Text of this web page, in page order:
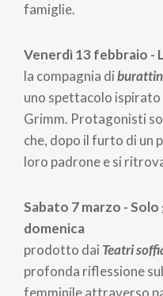
famiglie.
Venerdì 13 febbraio -
la compagnia di
uno spettacolo
Grimm. Protagonisti
che, dopo il furto di un
loro padrone e si
Sabato 7 marzo -
domenica
prodotto dai Teatri
profonda riflessione
femminile attraverso